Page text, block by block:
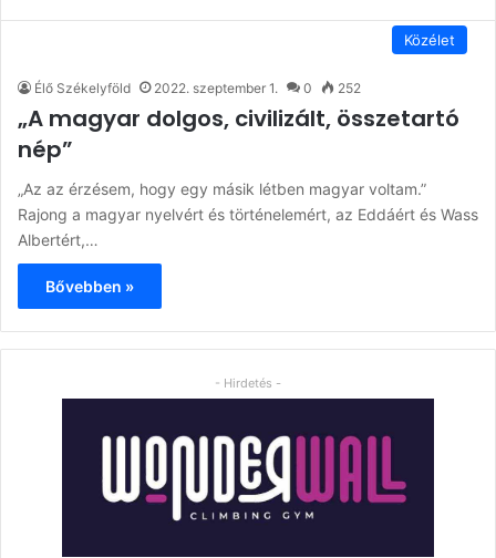
Közélet
Élő Székelyföld 2022. szeptember 1. 0 252
„A magyar dolgos, civilizált, összetartó
nép”
„Az az érzésem, hogy egy másik létben magyar voltam.”
Rajong a magyar nyelvért és történelemért, az Eddáért és Wass
Albertért,…
Bővebben »
- Hirdetés -